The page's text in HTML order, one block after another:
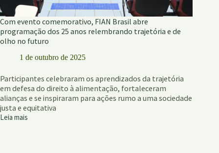
Com evento comemorativo, FIAN Brasil abre
programação dos 25 anos relembrando trajetória e de
olho no futuro
1 de outubro de 2025
Participantes celebraram os aprendizados da trajetória
em defesa do direito à alimentação, fortaleceram
alianças e se inspiraram para ações rumo a uma sociedade
justa e equitativa
Leia mais
Com